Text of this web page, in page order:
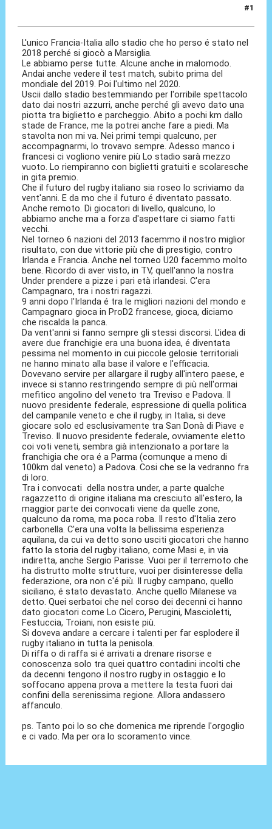
#1
L'unico Francia-Italia allo stadio che ho perso é stato nel
2018 perché si giocò a Marsiglia.
Le abbiamo perse tutte. Alcune anche in malomodo.
Andai anche vedere il test match, subito prima del
mondiale del 2019. Poi l'ultimo nel 2020.
Uscii dallo stadio bestemmiando per l'orribile spettacolo
dato dai nostri azzurri, anche perché gli avevo dato una
piotta tra biglietto e parcheggio. Abito a pochi km dallo
stade de France, me la potrei anche fare a piedi. Ma
stavolta non mi va. Nei primi tempi qualcuno, per
accompagnarmi, lo trovavo sempre. Adesso manco i
francesi ci vogliono venire più Lo stadio sarà mezzo
vuoto. Lo riempiranno con biglietti gratuiti e scolaresche
in gita premio.
Che il futuro del rugby italiano sia roseo lo scriviamo da
vent'anni. E da mo che il futuro é diventato passato.
Anche remoto. Di giocatori di livello, qualcuno, lo
abbiamo anche ma a forza d'aspettare ci siamo fatti
vecchi.
Nel torneo 6 nazioni del 2013 facemmo il nostro miglior
risultato, con due vittorie più che di prestigio, contro
Irlanda e Francia. Anche nel torneo U20 facemmo molto
bene. Ricordo di aver visto, in TV, quell'anno la nostra
Under prendere a pizze i pari età irlandesi. C'era
Campagnaro, tra i nostri ragazzi.
9 anni dopo l'Irlanda é tra le migliori nazioni del mondo e
Campagnaro gioca in ProD2 francese, gioca, diciamo
che riscalda la panca.
Da vent'anni si fanno sempre gli stessi discorsi. L'idea di
avere due franchigie era una buona idea, é diventata
pessima nel momento in cui piccole gelosie territoriali
ne hanno minato alla base il valore e l'efficacia.
Dovevano servire per allargare il rugby all'intero paese, e
invece si stanno restringendo sempre di più nell'ormai
mefitico angolino del veneto tra Treviso e Padova. Il
nuovo presidente federale, espressione di quella politica
del campanile veneto e che il rugby, in Italia, si deve
giocare solo ed esclusivamente tra San Donà di Piave e
Treviso. Il nuovo presidente federale, ovviamente eletto
coi voti veneti, sembra già intenzionato a portare la
franchigia che ora é a Parma (comunque a meno di
100km dal veneto) a Padova. Cosi che se la vedranno fra
di loro.
Tra i convocati della nostra under, a parte qualche
ragazzetto di origine italiana ma cresciuto all'estero, la
maggior parte dei convocati viene da quelle zone,
qualcuno da roma, ma poca roba. Il resto d'Italia zero
carbonella. C'era una volta la bellissima esperienza
aquilana, da cui va detto sono usciti giocatori che hanno
fatto la storia del rugby italiano, come Masi e, in via
indiretta, anche Sergio Parisse. Vuoi per il terremoto che
ha distrutto molte strutture, vuoi per disinteresse della
federazione, ora non c'é più. Il rugby campano, quello
siciliano, é stato devastato. Anche quello Milanese va
detto. Quei serbatoi che nel corso dei decenni ci hanno
dato giocatori come Lo Cicero, Perugini, Mascioletti,
Festuccia, Troiani, non esiste più.
Si doveva andare a cercare i talenti per far esplodere il
rugby italiano in tutta la penisola.
Di riffa o di raffa si é arrivati a drenare risorse e
conoscenza solo tra quei quattro contadini incolti che
da decenni tengono il nostro rugby in ostaggio e lo
soffocano appena prova a mettere la testa fuori dai
confini della serenissima regione. Allora andassero
affanculo.
ps. Tanto poi lo so che domenica me riprende l'orgoglio
e ci vado. Ma per ora lo scoramento vince.